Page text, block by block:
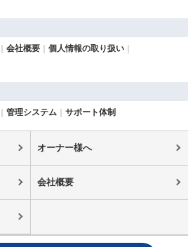
会社概要
個人情報の取り扱い
管理システム サポート体制
オーナー様へ
会社概要